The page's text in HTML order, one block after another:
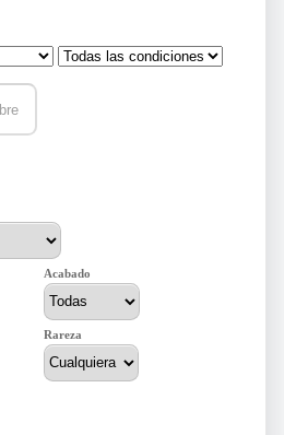
Acabado
Rareza